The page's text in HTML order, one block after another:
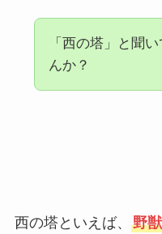
「西の塔」と聞
んか？
西の塔といえば、 野